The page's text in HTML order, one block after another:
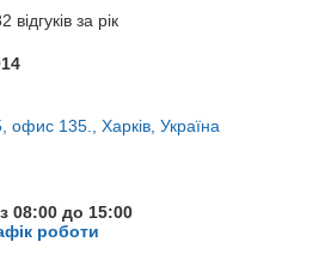
за рік
офис 135., Харків, Україна
08:00 до 15:00
роботи